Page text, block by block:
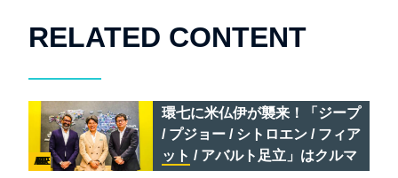
RELATED CONTENT
環七に米仏伊が襲来！「ジープ
/ プジョー / シトロエン / フィア
ット / アバルト足立」はクルマ
AD FEATURE